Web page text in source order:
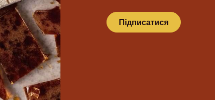
Підписатися